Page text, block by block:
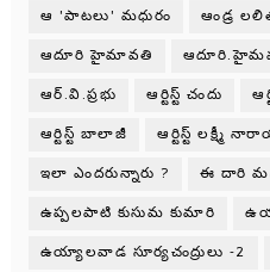
ఆ 'పాటలు' మధురం ఆండ్ర
ఆదూరి హైమావతి
ఆర్.వి.ప్రభు ఆర్టిస్ట్ చందు
ఆర్టిస్ట్ బాలాజీ ఆర్టిస్ట్ లక్ష్మీ
ఇలా ఎందరున్నారు ? ఈ దారి
ఉప్పలపాటి కుసుమ కుమారి
ఉయ్యాలవాడ సూర్యచంద్రులు -2